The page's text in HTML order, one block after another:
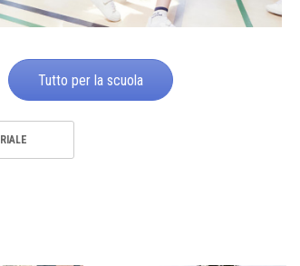
Tutto per la scuola